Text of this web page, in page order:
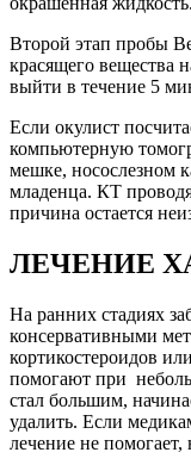
Второй этап пробы
красящего вещества
выйти в течение 5
Если окулист
компьютерную
мешке, носослезном
младенца. КТ
причина остается
ЛЕЧЕНИЕ
На ранних стадиях
консервативными
кортикостероидов
помогают при
стал большим,
удалить. Если
лечение не